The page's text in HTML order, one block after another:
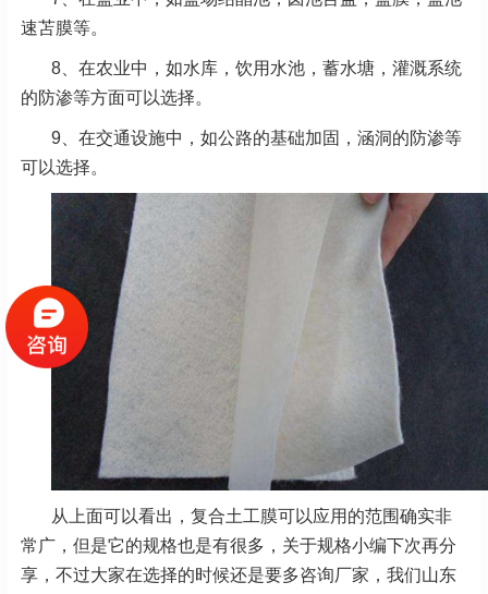
速苫膜等。
8、在农业中，如水库，饮用水池，蓄水塘，灌溉系统
的防渗等方面可以选择。
9、在交通设施中，如公路的基础加固，涵洞的防渗等
可以选择。
从上面可以看出，复合土工膜可以应用的范围确实非
常广，但是它的规格也是有很多，关于规格小编下次再分
享，不过大家在选择的时候还是要多咨询厂家，我们山东